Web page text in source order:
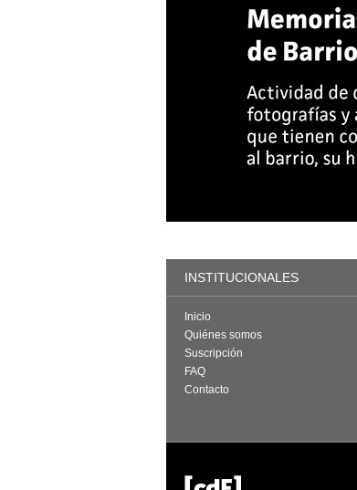
INSTITUCIONALES
Inicio
Quiénes somos
Suscripción
FAQ
Contacto